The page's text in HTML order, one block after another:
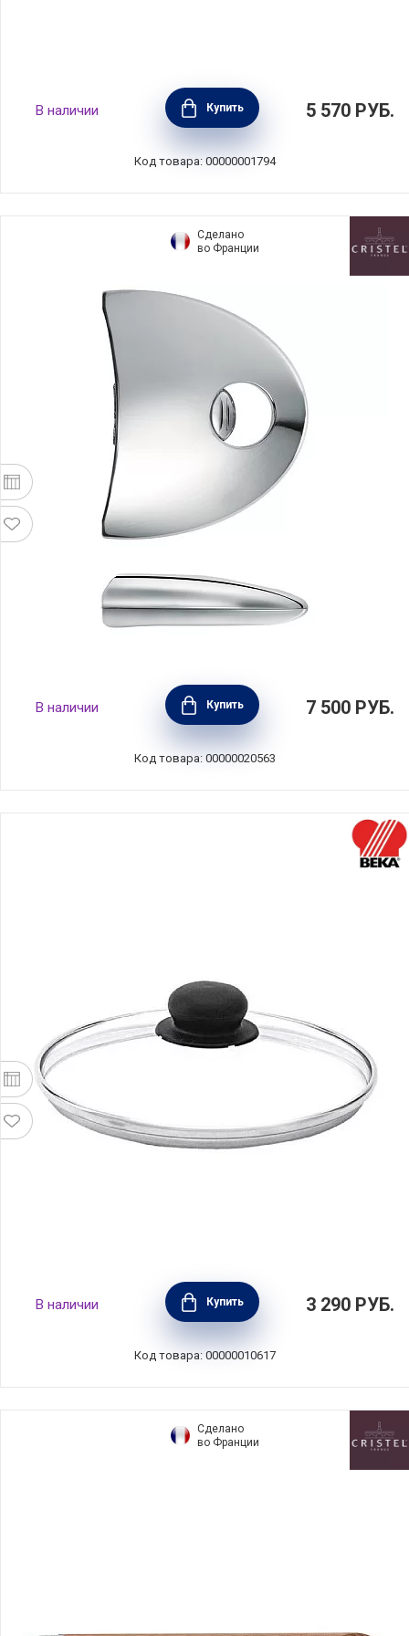
Крышка стеклянная 28х28см, AMT
Gastroguss, Германия, AMTE28
В наличии Купить 5 570 РУБ.
Код товара: 00000001794
Сделано
во Франции
Съемная ручка длина 7 см, материал
нержавеющая сталь, цвет стальной, Cristel,
Франция, PLZ
В наличии Купить 7 500 РУБ.
Код товара: 00000020563
Крышка Chef 14 см стекло, BEKA, Бельгия,
12209154
В наличии Купить 3 290 РУБ.
Код товара: 00000010617
Сделано
во Франции